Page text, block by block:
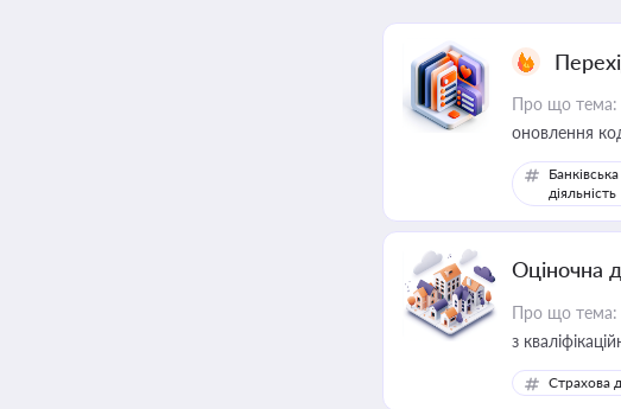
Про що тема:
оновлення
Банківська
діяльність
Оціночна
Про що тема:
з
медійних
Страхова